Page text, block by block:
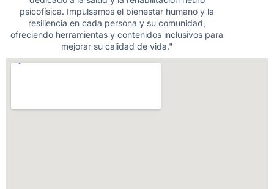
psicofísica. Impulsamos el bienestar humano y la
resiliencia en cada persona y su comunidad,
ofreciendo herramientas y contenidos inclusivos para
mejorar su calidad de vida."